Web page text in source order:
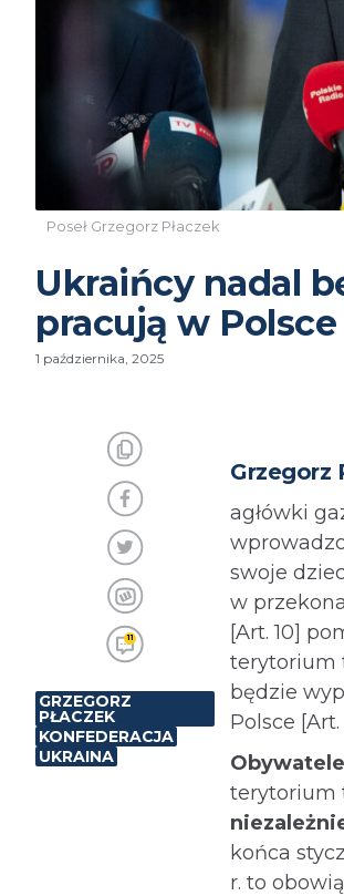
Poseł Grzegorz Płaczek
Ukraińcy nadal
pracują w
1 października, 2025
11
GRZEGORZ
PŁACZEK
KONFEDERACJA
UKRAINA
Grzegorz
agłówki
swoje
w
[Art. 10]
terytorium
będzie
Polsce
terytorium
końca
r. to